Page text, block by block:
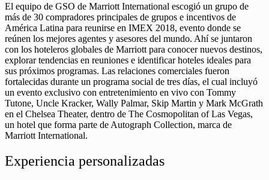
El equipo de GSO de Marriott International escogió un grupo de
más de 30 compradores principales de grupos e incentivos de
América Latina para reunirse en IMEX 2018, evento donde se
reúnen los mejores agentes y asesores del mundo. Ahí se juntaron
con los hoteleros globales de Marriott para conocer nuevos destinos,
explorar tendencias en reuniones e identificar hoteles ideales para
sus próximos programas. Las relaciones comerciales fueron
fortalecidas durante un programa social de tres días, el cual incluyó
un evento exclusivo con entretenimiento en vivo con Tommy
Tutone, Uncle Kracker, Wally Palmar, Skip Martin y Mark McGrath
en el Chelsea Theater, dentro de The Cosmopolitan of Las Vegas,
un hotel que forma parte de Autograph Collection, marca de
Marriott International.
Experiencia personalizadas